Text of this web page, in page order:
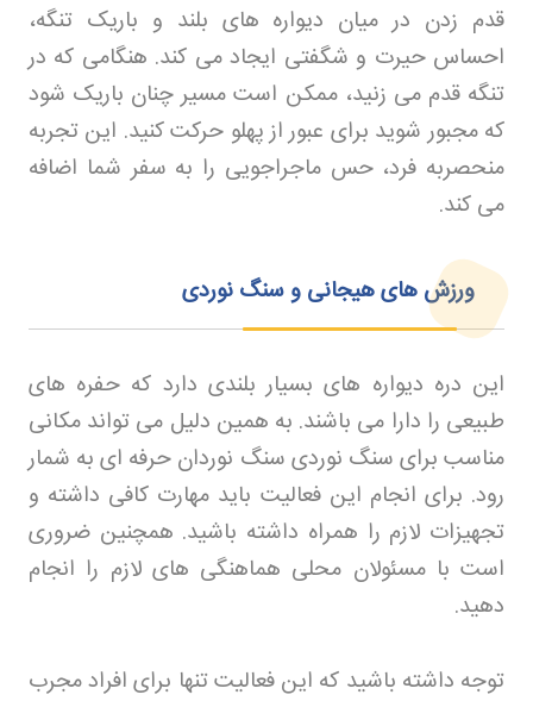
قدم زدن در میان دیواره‌ های بلند و باریک تنگه،
احساس حیرت و شگفتی ایجاد می‌ کند. هنگامی که در
تنگه قدم می‌ زنید، ممکن است مسیر چنان باریک ‌شود
که مجبور شوید برای عبور از پهلو حرکت کنید. این تجربه
منحصربه‌ فرد، حس ماجراجویی را به سفر شما اضافه
می‌ کند.
ورزش‌ های هیجانی و سنگ‌ نوردی
این دره دیواره های بسیار بلندی دارد که حفره های
طبیعی را دارا می باشند. به همین دلیل می تواند مکانی
مناسب برای سنگ نوردی سنگ نوردان حرفه ای به شمار
رود. برای انجام این فعالیت باید مهارت کافی داشته و
تجهیزات لازم را همراه داشته باشید. همچنین ضروری
است با مسئولان محلی هماهنگی‌ های لازم را انجام
دهید.
توجه داشته باشید که این فعالیت تنها برای افراد مجرب